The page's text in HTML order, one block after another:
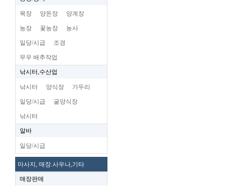
목장 양돈장 양계장
농장 꽃농장 농사
일당/시급 조경
무우 배추작업
낚시터,수산업
낚시터 양식장 가두리
일당/시급 굴양식장
낚시터
알바
일당/시급
마사지, 매장.사우나,기타
매장판매